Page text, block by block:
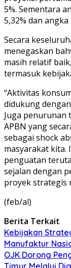
5%. Sementara
5,32% dan
Secara
menegaskan
masih relatif
termasuk
“Aktivitas
didukung
Juga
APBN yang
sebagai shock
masyarakat kita.
penguatan
sejalan dengan
proyek strategis
(feb/al)
Berita Terkait
Kebijakan
Manufaktur
OJK Dorong
Timur Melalui